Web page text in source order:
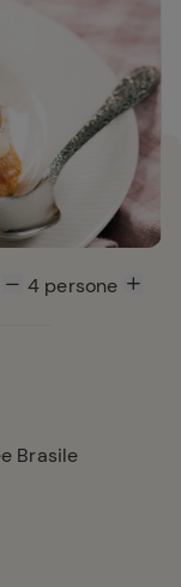
4persone
Brasile